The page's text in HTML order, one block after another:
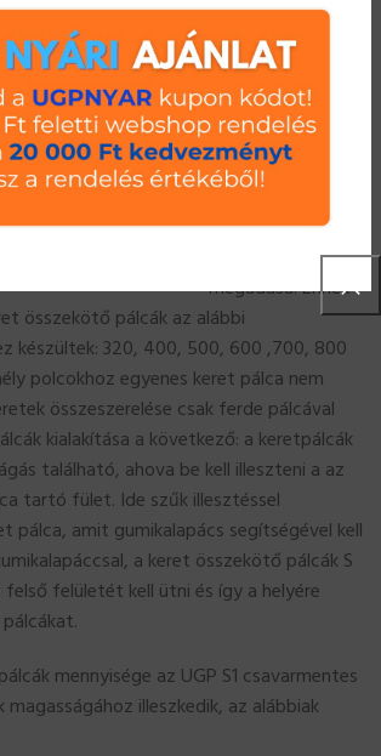
egyenes pálca
A keret összekötő
pálca feladata az
oszlopok fizikai
összekötése, a
polc mélységének
megadása. Ennek
összekötő pálcák az alábbi
készültek: 320, 400, 500, 600 ,700, 800
polcokhoz egyenes keret pálca nem
összeszerelése csak ferde pálcával
kialakítása a következő: a keretpálcák
található, ahova be kell illeszteni a az
tartó fület. Ide szűk illesztéssel
pálca, amit gumikalapács segítségével kell
a keret összekötő pálcák S
felületét kell ütni és így a helyére
mennyisége az UGP S1 csavarmentes
illeszkedik, az alábbiak